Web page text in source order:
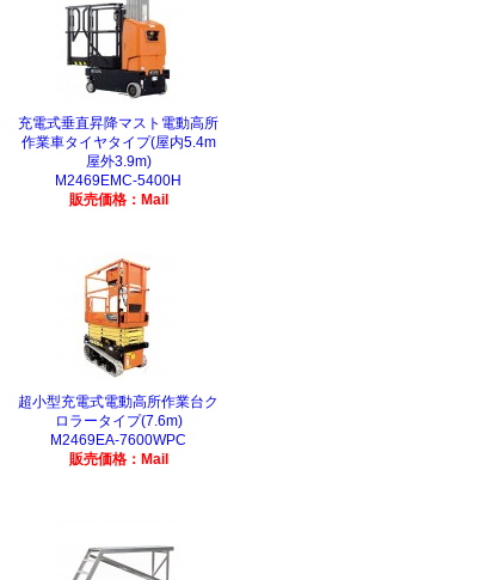
充電式垂直昇降マスト電動高所
作業車タイヤタイプ(屋内5.4m
屋外3.9m)
M2469EMC-5400H
販売価格：Mail
超小型充電式電動高所作業台ク
ロラータイプ(7.6m)
M2469EA-7600WPC
販売価格：Mail